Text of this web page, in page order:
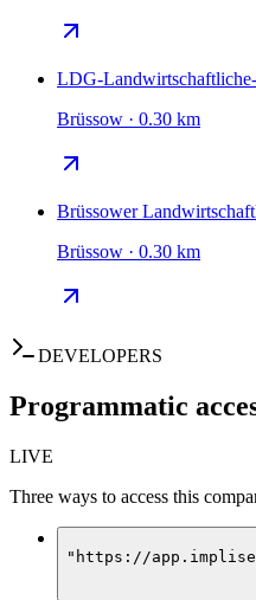
LDG-
Brüssow · 0.30 km
Brüssower
Brüssow · 0.30 km
DEVELOPERS
Programmatic
LIVE
Three ways to access this
"https://